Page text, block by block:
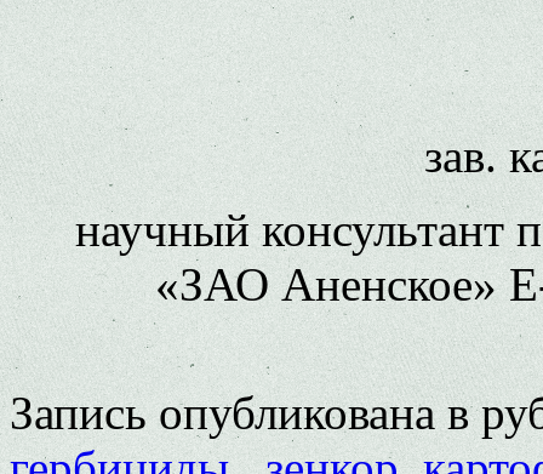
зав.
научный консультант
«ЗАО Аненское»
Запись опубликована в